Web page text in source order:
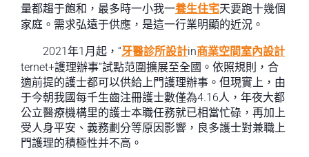
量都趨于飽和，最多時一小我一養生住宅天要跑十幾個
家庭。需求弘遠于供應，是這一行業明顯的近況。
2021年1月起，“牙醫診所設計in商業空間室內設計
ternet+護理辦事”試點范圍擴展至全國。依照規則，合
適前提的護士都可以供給上門護理辦事。但現實上，由
于今朝我國每千生齒注冊護士數僅為4.16人，年夜大都
公立醫療機構里的護士本職任務就已相當忙碌，再加上
受人身平安、義務劃分等原因影響，良多護士對兼職上
門護理的積極性并不高。